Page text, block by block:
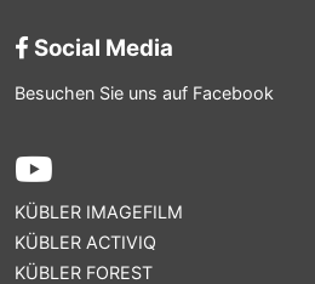
Social Media
Besuchen Sie uns auf Facebook
KÜBLER IMAGEFILM
KÜBLER ACTIVIQ
KÜBLER FOREST